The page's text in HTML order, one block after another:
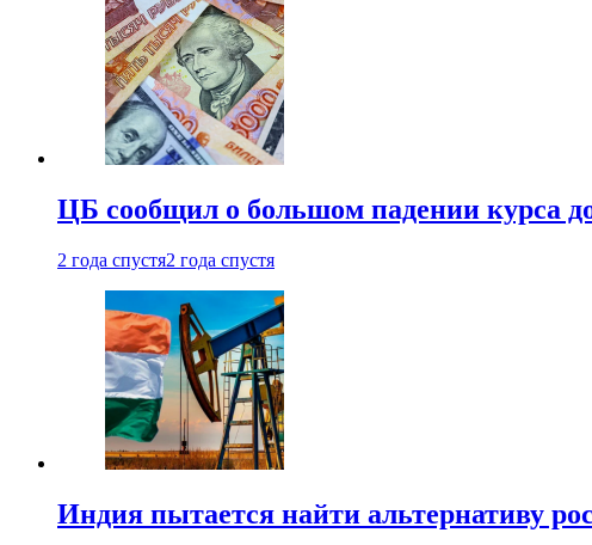
ЦБ сообщил о большом падении курса
2 года спустя2 года спустя
Индия пытается найти альтернативу